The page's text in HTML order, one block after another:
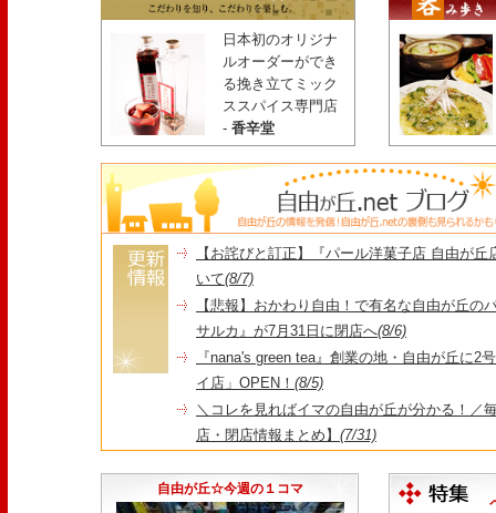
日本初のオリジナ
ルオーダーができ
る挽き立てミック
ススパイス専門店
- 香辛堂
【お詫びと訂正】『パール洋菓子店 自由が
いて(8/7)
【悲報】おかわり自由！で有名な自由が丘の
サルカ』が7月31日に閉店へ(8/6)
『nana's green tea』創業の地・自由が丘に2
イ店」OPEN！ (8/5)
＼コレを見ればイマの自由が丘が分かる！／
店・閉店情報まとめ】 (7/31)
永久パス配布も！
自由が丘☆今週の１コマ